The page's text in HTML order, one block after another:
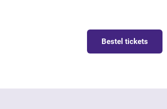
Bestel tickets